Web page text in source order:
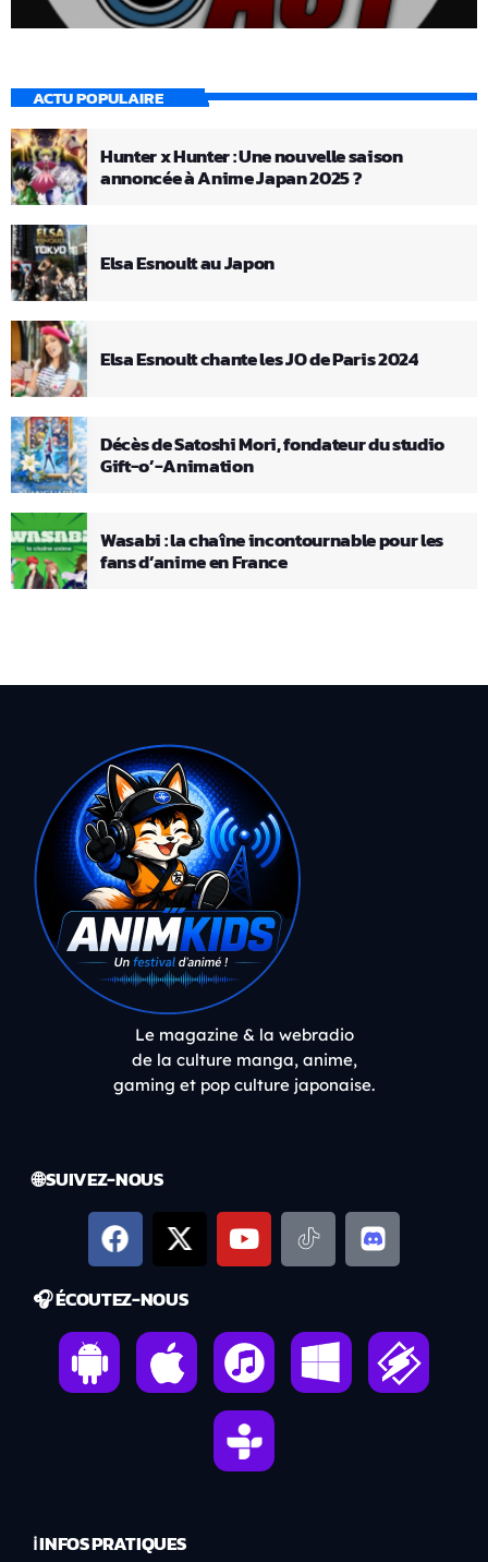
ACTU POPULAIRE
Hunter x Hunter : Une nouvelle saison
annoncée à Anime Japan 2025 ?
Elsa Esnoult au Japon
Elsa Esnoult chante les JO de Paris 2024
Décès de Satoshi Mori, fondateur du studio
Gift-o’-Animation
Wasabi : la chaîne incontournable pour les
fans d’anime en France
Le magazine & la webradio
de la culture manga, anime,
gaming et pop culture japonaise.
🌐 SUIVEZ-NOUS
🎧 ÉCOUTEZ-NOUS
ℹ️ INFOS PRATIQUES